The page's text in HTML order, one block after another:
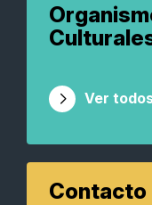
Ver
Contacto